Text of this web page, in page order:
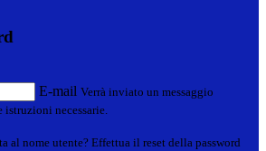
E-mail Verrà inviato un messaggio
necessarie.
al nome utente? Effettua il reset della password